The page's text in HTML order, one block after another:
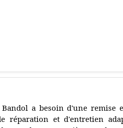
a besoin d'une remise
réparation et d'entretien